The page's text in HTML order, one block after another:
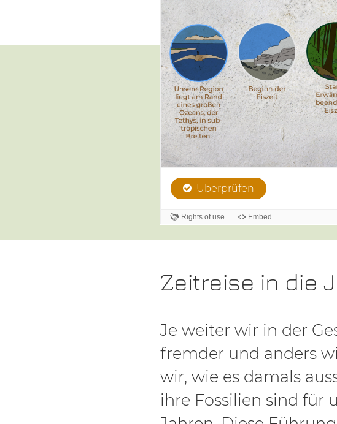
Zeitreise in die
Je weiter wir in der
fremder und anders
wir, wie es damals
ihre Fossilien sind für